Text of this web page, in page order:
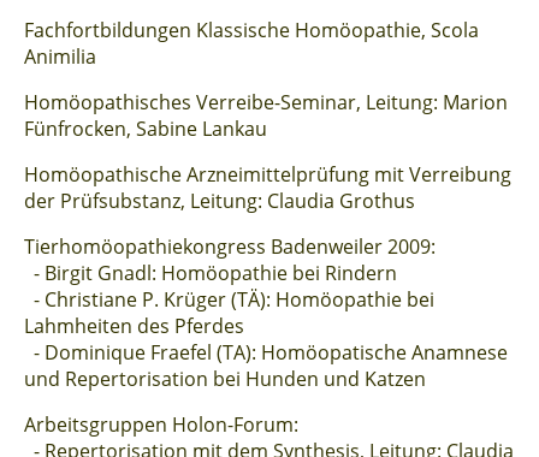
Fachfortbildungen Klassische Homöopathie, Scola
Animilia
Homöopathisches Verreibe-Seminar, Leitung: Marion
Fünfrocken, Sabine Lankau
Homöopathische Arzneimittelprüfung mit Verreibung
der Prüfsubstanz, Leitung: Claudia Grothus
Tierhomöopathiekongress Badenweiler2009:
- Birgit Gnadl: Homöopathie bei Rindern
- Christiane P. Krüger (TÄ): Homöopathie bei
Lahmheiten des Pferdes
- Dominique Fraefel (TA): Homöopatische Anamnese
und Repertorisation bei Hunden und Katzen
Arbeitsgruppen Holon-Forum:
- Repertorisation mit dem Synthesis, Leitung: Claudia